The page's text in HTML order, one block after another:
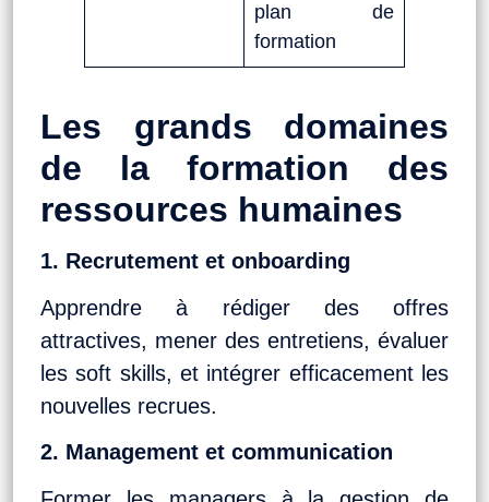
plan de
formation
Les grands domaines
de la formation des
ressources humaines
1. Recrutement et onboarding
Apprendre à rédiger des offres
attractives, mener des entretiens, évaluer
les soft skills, et intégrer efficacement les
nouvelles recrues.
2. Management et communication